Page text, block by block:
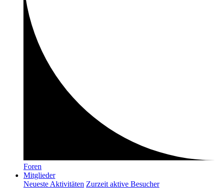
Foren
Mitglieder
Neueste Aktivitäten Zurzeit aktive Besucher